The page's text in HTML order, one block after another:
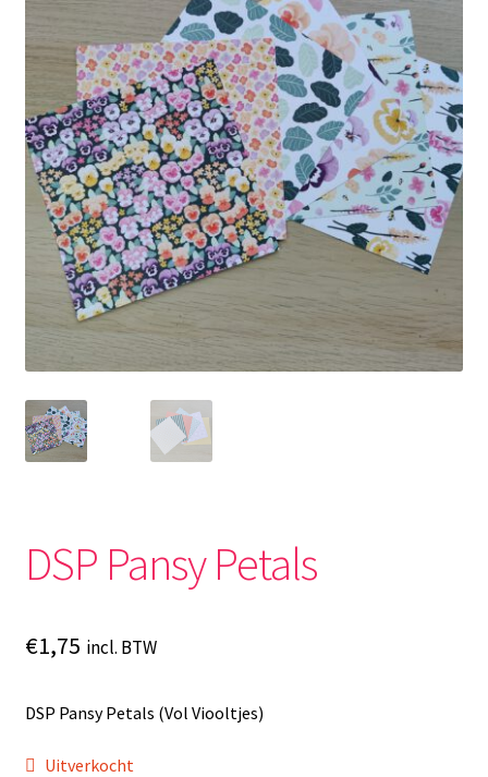
DSP Pansy Petals
€1,75 incl. BTW
DSP Pansy Petals (Vol Viooltjes)
Uitverkocht